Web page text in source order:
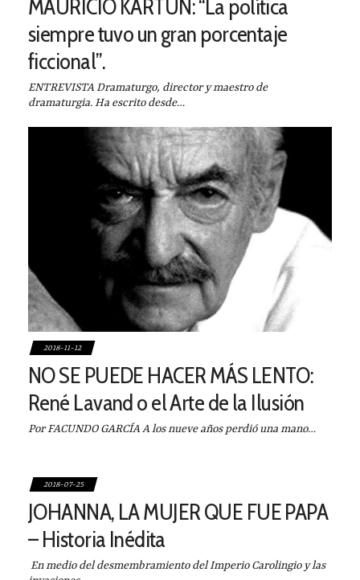
MAURICIO KARTUN: “La política
siempre tuvo un gran porcentaje
ficcional”.
ENTREVISTA Dramaturgo, director y maestro de
dramaturgia. Ha escrito desde…
2018-11-12
NO SE PUEDE HACER MÁS LENTO:
René Lavand o el Arte de la Ilusión
Por FACUNDO GARCÍA A los nueve años perdió una mano…
2018-07-25
JOHANNA, LA MUJER QUE FUE PAPA
– Historia Inédita
En medio del desmembramiento del Imperio Carolingio y las